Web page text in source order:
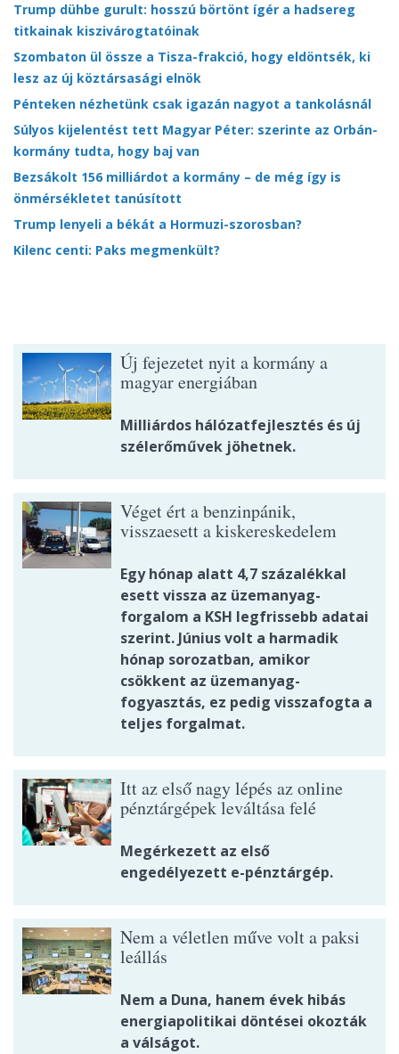
Trump dühbe gurult: hosszú börtönt ígér a hadsereg
titkainak kiszivárogtatóinak
Szombaton ül össze a Tisza-frakció, hogy eldöntsék, ki
lesz az új köztársasági elnök
Pénteken nézhetünk csak igazán nagyot a tankolásnál
Súlyos kijelentést tett Magyar Péter: szerinte az Orbán-
kormány tudta, hogy baj van
Bezsákolt 156 milliárdot a kormány – de még így is
önmérsékletet tanúsított
Trump lenyeli a békát a Hormuzi-szorosban?
Kilenc centi: Paks megmenkült?
Új fejezetet nyit a kormány a
magyar energiában
Milliárdos hálózatfejlesztés és új
szélerőművek jöhetnek.
Véget ért a benzinpánik,
visszaesett a kiskereskedelem
Egy hónap alatt 4,7 százalékkal
esett vissza az üzemanyag-
forgalom a KSH legfrissebb adatai
szerint. Június volt a harmadik
hónap sorozatban, amikor
csökkent az üzemanyag-
fogyasztás, ez pedig visszafogta a
teljes forgalmat.
Itt az első nagy lépés az online
pénztárgépek leváltása felé
Megérkezett az első
engedélyezett e-pénztárgép.
Nem a véletlen műve volt a paksi
leállás
Nem a Duna, hanem évek hibás
energiapolitikai döntései okozták
a válságot.